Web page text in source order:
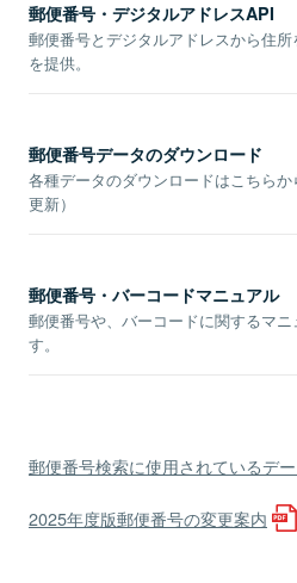
郵便番号・デジタルアドレスAPI
郵便番号とデジタルアドレスから住
を提供。
郵便番号データのダウンロード
各種データのダウンロードはこちらか
更新）
郵便番号・バーコードマニュアル
郵便番号や、バーコードに関するマ
す。
郵便番号検索に使用されているデ
2025年度版郵便番号の変更案内